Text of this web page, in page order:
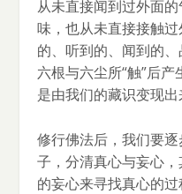
从未直接闻到过外面
味，也从未直接接触
的、听到的、闻到的
六根与六尘所“触”后产
是由我们的藏识变现出
修行佛法后，我们要
子，分清真心与妄心
的妄心来寻找真心的